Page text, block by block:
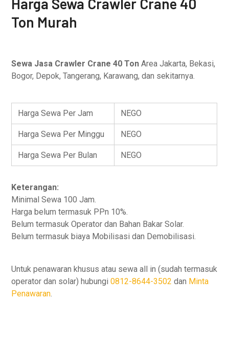
Harga Sewa Crawler Crane 40
Ton Murah
Sewa Jasa Crawler Crane 40 Ton Area Jakarta, Bekasi,
Bogor, Depok, Tangerang, Karawang, dan sekitarnya.
Harga Sewa Per Jam NEGO
Harga Sewa Per Minggu NEGO
Harga Sewa Per Bulan NEGO
Keterangan:
Minimal Sewa 100 Jam.
Harga belum termasuk PPn 10%.
Belum termasuk Operator dan Bahan Bakar Solar.
Belum termasuk biaya Mobilisasi dan Demobilisasi.
Untuk penawaran khusus atau sewa all in (sudah termasuk
operator dan solar) hubungi0812-8644-3502 dan Minta
Penawaran.